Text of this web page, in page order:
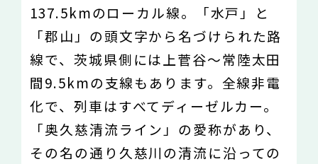
137.5kmのローカル線。「水戸」と
「郡山」の頭文字から名づけられた路
線で、茨城県側には上菅谷〜常陸太田
間9.5kmの支線もあります。全線非電
化で、列車はすべてディーゼルカー。
「奥久慈清流ライン」の愛称があり、
その名の通り久慈川の清流に沿っての